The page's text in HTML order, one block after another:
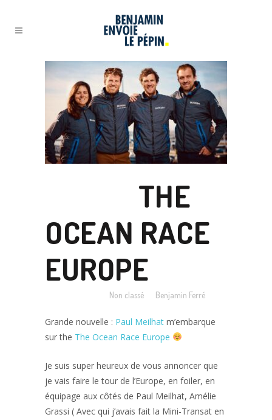
THE
OCEAN RACE
EUROPE
Non classé Benjamin Ferré
Grande nouvelle : Paul Meilhat m’embarque
sur the The Ocean Race Europe
Je suis super heureux de vous annoncer que
je vais faire le tour de l’Europe, en foiler, en
équipage aux côtés de Paul Meilhat, Amélie
Grassi ( Avec qui j’avais fait la Mini-Transat en